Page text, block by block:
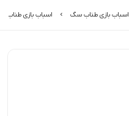
اسباب بازی طناب سگ اسباب بازی طناب